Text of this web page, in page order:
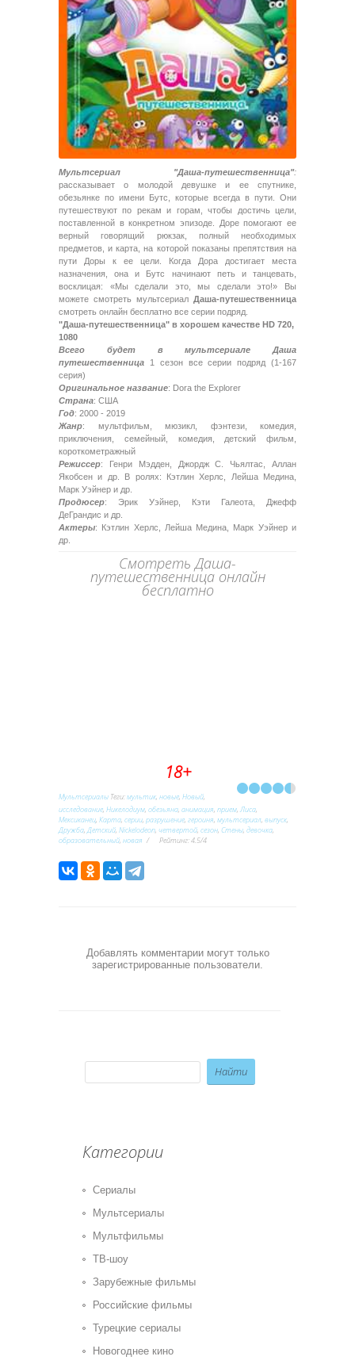
Мультсериал "Даша-путешественница":
рассказывает о молодой девушке и ее спутнике,
обезьянке по имени Бутс, которые всегда в пути. Они
путешествуют по рекам и горам, чтобы достичь цели,
поставленной в конкретном эпизоде. Доре помогают ее
верный говорящий рюкзак, полный необходимых
предметов, и карта, на которой показаны препятствия на
пути Доры к ее цели. Когда Дора достигает места
назначения, она и Бутс начинают петь и танцевать,
восклицая: «Мы сделали это, мы сделали это!» Вы
можете смотреть мультсериал Даша-путешественница
смотреть онлайн бесплатно все серии подряд.
"Даша-путешественница" в хорошем качестве HD 720,
1080
Всего будет в мультсериале Даша
путешественница 1 сезон все серии подряд (1-167
серия)
Оригинальное название: Dora the Explorer
Страна: США
Год: 2000 - 2019
Жанр: мультфильм, мюзикл, фэнтези, комедия,
приключения, семейный, комедия, детский фильм,
короткометражный
Режиссер: Генри Мэдден, Джордж С. Чьялтас, Аллан
Якобсен и др. В ролях: Кэтлин Херлс, Лейша Медина,
Марк Уэйнер и др.
Продюсер: Эрик Уэйнер, Кэти Галеота, Джефф
ДеГрандис и др.
Актеры: Кэтлин Херлс, Лейша Медина, Марк Уэйнер и
др.
Смотреть Даша-
путешественница онлайн
бесплатно
18+
Мультсериалы Теги:мультик, новые, Новый,
исследование, Никелодиум, обезьяна, анимация, прием, Лиса,
Мексиканец, Карта, серии, разрушение, героиня, мультсериал, выпуск,
Дружба, Детский, Nickelodeon, четвертой, сезон, Стены, девочка,
образовательный, новая Рейтинг:4.5/4
Добавлять комментарии могут только
зарегистрированные пользователи.
Категории
Сериалы
Мультсериалы
Мультфильмы
ТВ-шоу
Зарубежные фильмы
Российские фильмы
Турецкие сериалы
Новогоднее кино